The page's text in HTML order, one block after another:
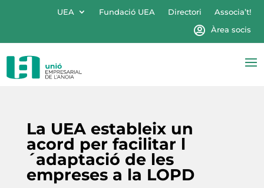
UEA Fundació UEA Directori
Associa’t!
Àrea socis
La UEA estableix un
acord per facilitar l
´adaptació de les
empreses a la LOPD